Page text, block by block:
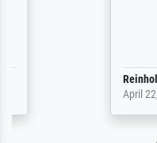
April 22, 2026